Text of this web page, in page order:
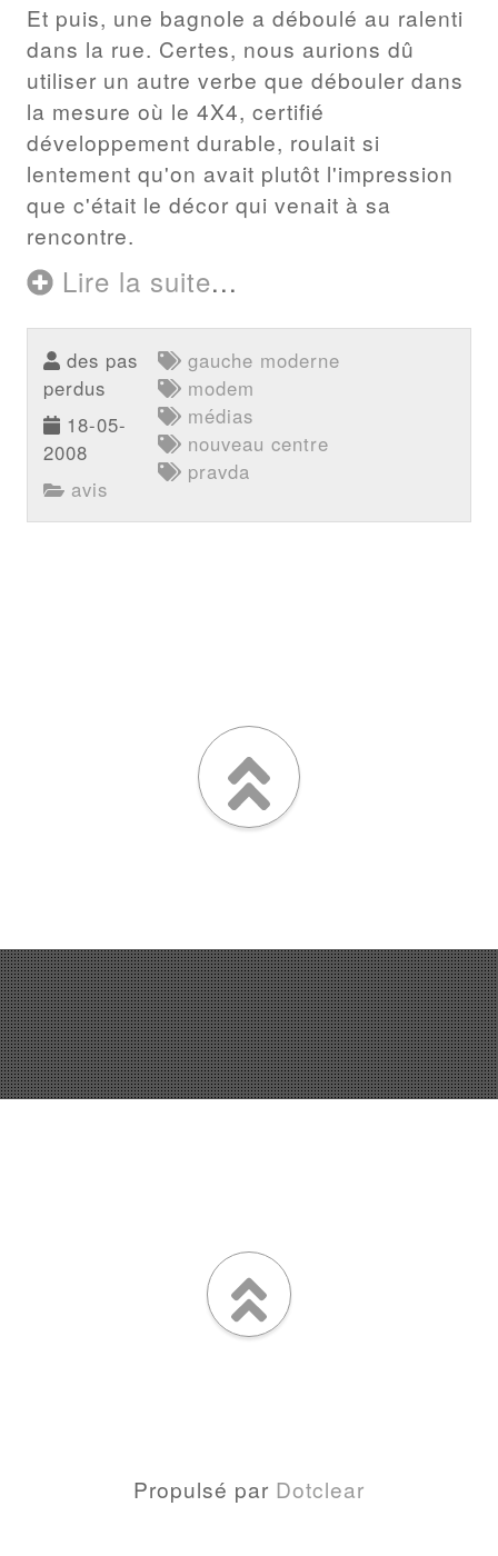
Et puis, une bagnole a déboulé au ralenti
dans la rue. Certes, nous aurions dû
utiliser un autre verbe que débouler dans
la mesure où le 4X4, certifié
développement durable, roulait si
lentement qu'on avait plutôt l'impression
que c'était le décor qui venait à sa
rencontre.
Lire la suite...
des pas
perdus
18-05-
2008
avis
gauche moderne
modem
médias
nouveau centre
pravda
Propulsé par Dotclear